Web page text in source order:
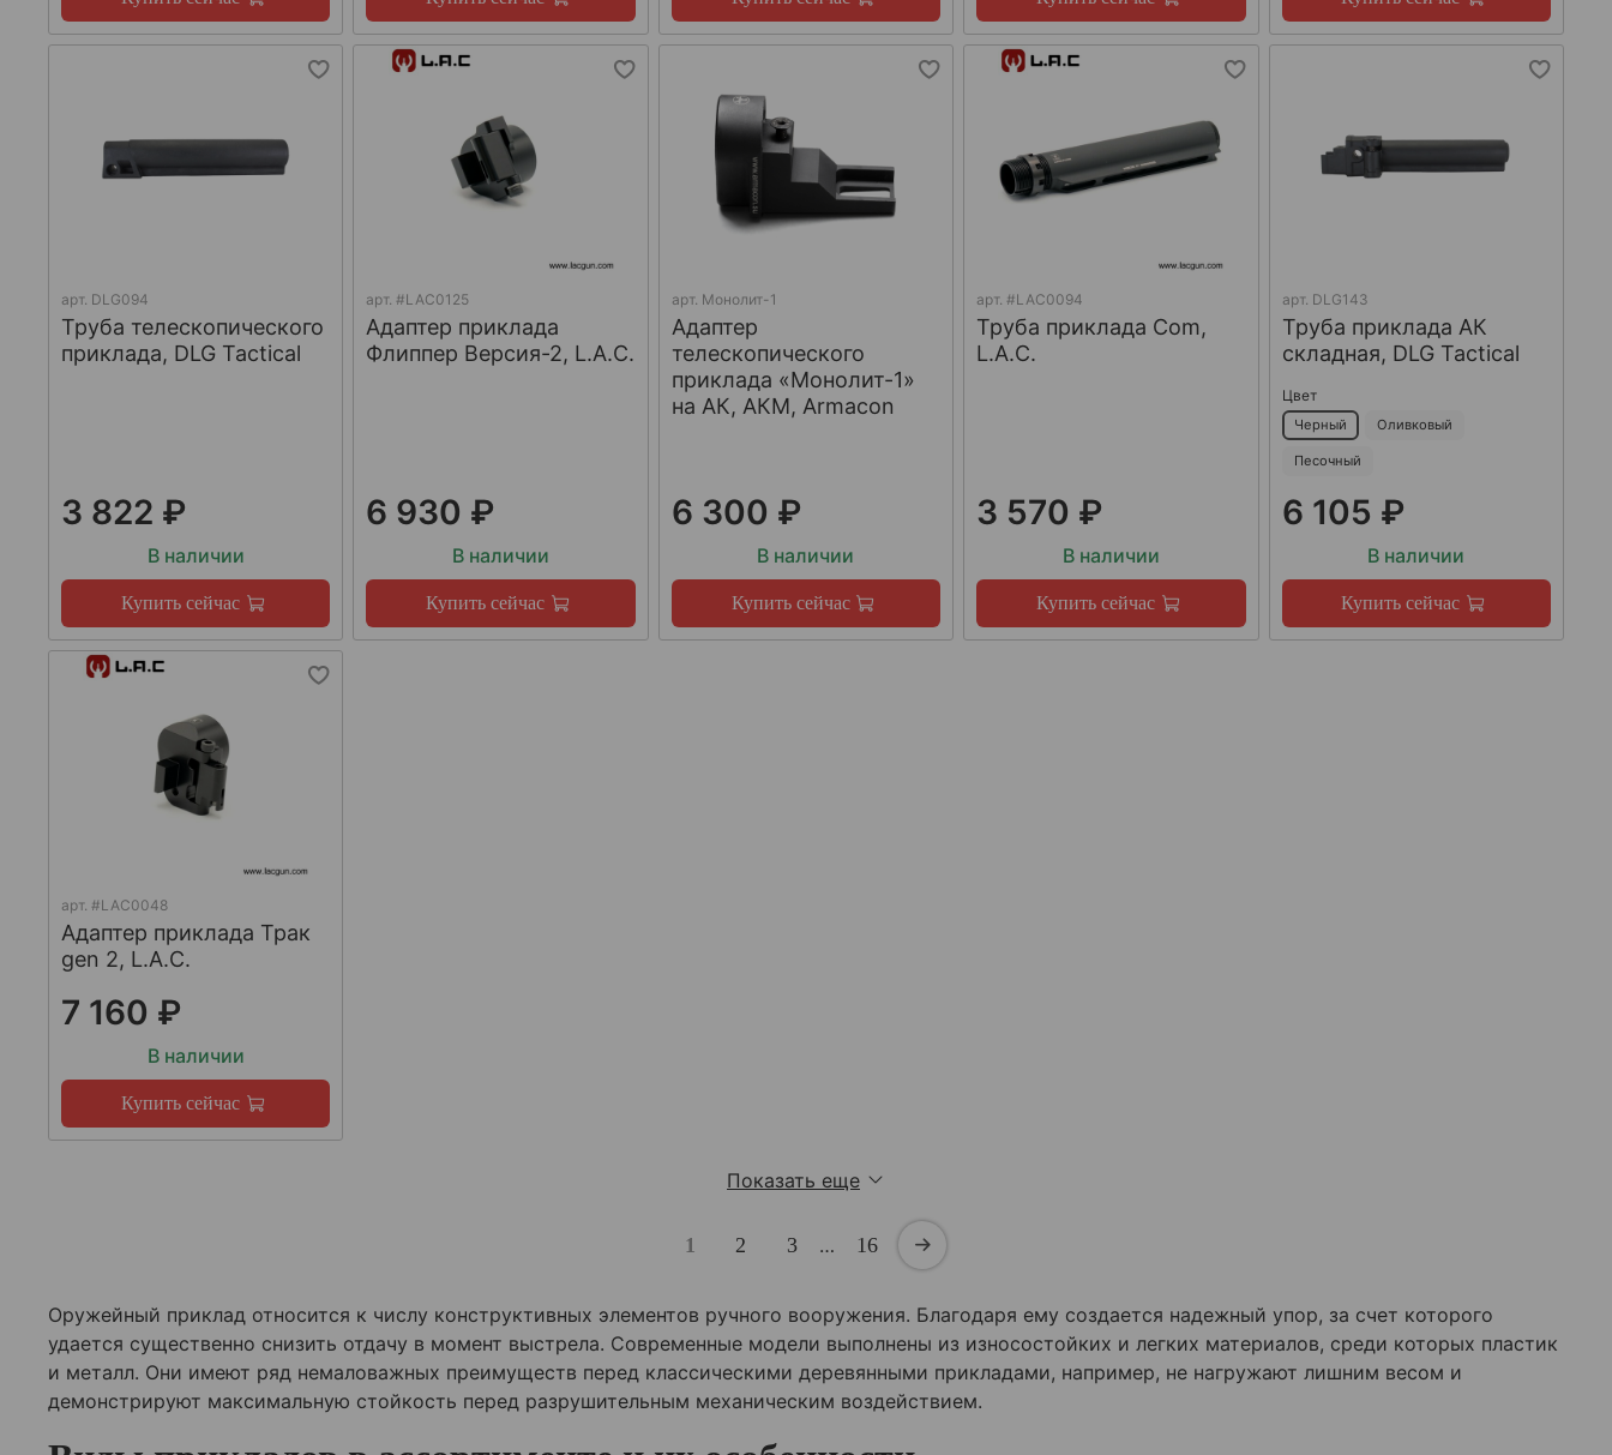
арт. DLG094
Труба телескопического
приклада, DLG Tactical
3 822 ₽
В наличии
Купить сейчас
арт.#LAC0125
Адаптер приклада
Флиппер Версия-2, L.A.C.
6 930 ₽
В наличии
Купить сейчас
арт. Монолит-1
Адаптер
телескопического
приклада «Монолит-1»
на АК, АКМ, Armacon
6 300 ₽
В наличии
Купить сейчас
арт.#LAC0094
Труба приклада Com,
L.A.C.
3 570 ₽
В наличии
Купить сейчас
арт. DLG143
Труба приклада АК
складная, DLG Tactical
Цвет
Черный Оливковый
Песочный
6 105 ₽
В наличии
Купить сейчас
арт. #LAC0048
Адаптер приклада Трак
gen 2, L.A.C.
7 160 ₽
В наличии
Купить сейчас
Показать еще
1 2 3 … 16
Оружейный приклад относится к числу конструктивных элементов ручного вооружения. Благодаря ему создается надежный упор, за счет которого
удается существенно снизить отдачу в момент выстрела. Современные модели выполнены из износостойких и легких материалов, среди которых пластик
и металл. Они имеют ряд немаловажных преимуществ перед классическими деревянными прикладами, например, не нагружают лишним весом и
демонстрируют максимальную стойкость перед разрушительным механическим воздействием.